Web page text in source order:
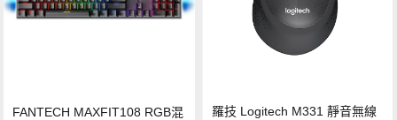
FANTECH MAXFIT108 RGB混
羅技 Logitech M331 靜音無線